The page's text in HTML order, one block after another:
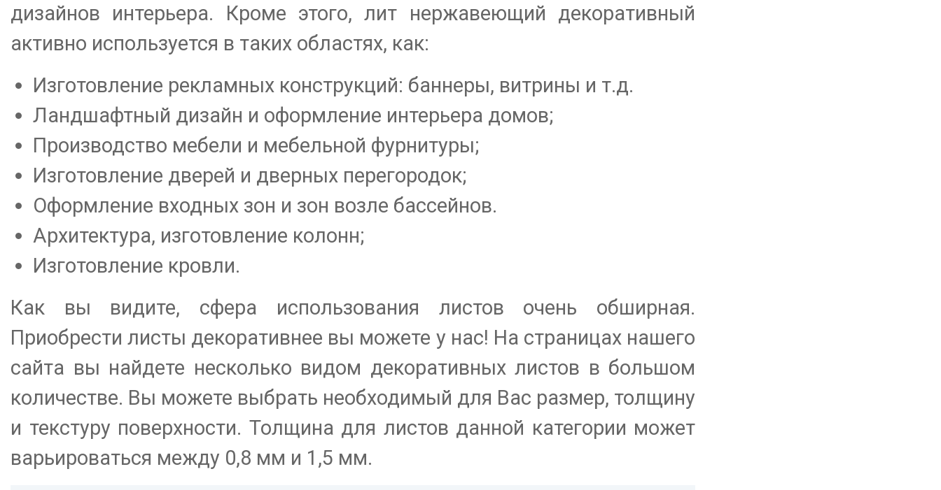
дизайнов интерьера. Кроме этого, лит нержавеющий декоративный
активно используется в таких областях, как:
Изготовление рекламных конструкций: баннеры, витрины и т.д.
Ландшафтный дизайн и оформление интерьера домов;
Производство мебели и мебельной фурнитуры;
Изготовление дверей и дверных перегородок;
Оформление входных зон и зон возле бассейнов.
Архитектура, изготовление колонн;
Изготовление кровли.
Как вы видите, сфера использования листов очень обширная.
Приобрести листы декоративнее вы можете у нас! На страницах нашего
сайта вы найдете несколько видом декоративных листов в большом
количестве. Вы можете выбрать необходимый для Вас размер, толщину
и текстуру поверхности. Толщина для листов данной категории может
варьироваться между 0,8 мм и 1,5 мм.